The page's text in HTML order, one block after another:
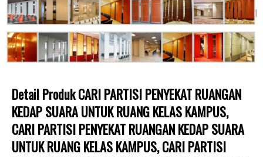
Detail Produk CARI PARTISI PENYEKAT RUANGAN
KEDAP SUARA UNTUK RUANG KELAS KAMPUS,
CARI PARTISI PENYEKAT RUANGAN KEDAP SUARA
UNTUK RUANG KELAS KAMPUS, CARI PARTISI